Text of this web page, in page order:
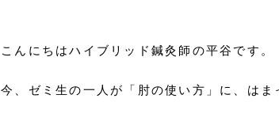
こんにちはハイブリッド鍼灸師の平谷です。
今、ゼミ生の一人が「肘の使い方」に、はま